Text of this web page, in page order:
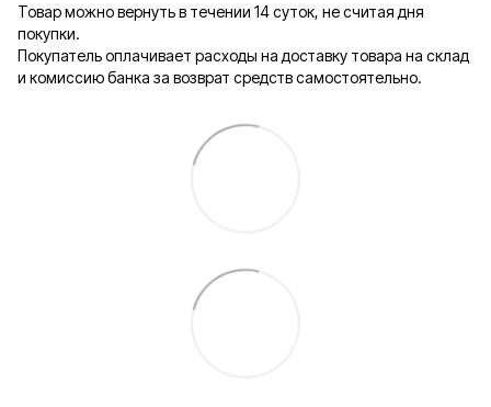
Товар можно вернуть в течении 14 суток, не считая дня
покупки.
Покупатель оплачивает расходы на доставку товара на склад
и комиссию банка за возврат средств самостоятельно.